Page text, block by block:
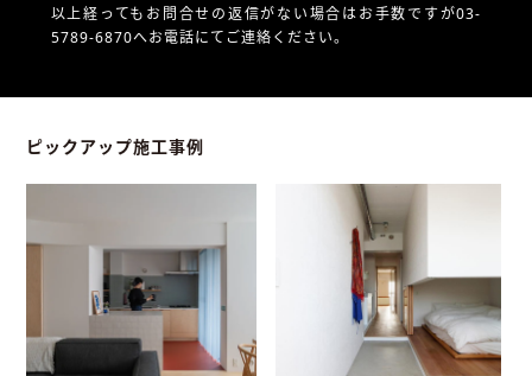
以上経ってもお問合せの返信がない場合はお手数ですが03-
5789-6870へお電話にてご連絡ください。
ピックアップ施工事例